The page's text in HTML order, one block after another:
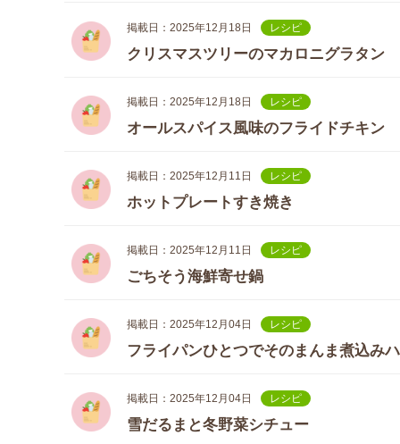
掲載日：2025年12月18日 レシピ
クリスマスツリーのマカロニグラタン
掲載日：2025年12月18日 レシピ
オールスパイス風味のフライドチキン
掲載日：2025年12月11日 レシピ
ホットプレートすき焼き
掲載日：2025年12月11日 レシピ
ごちそう海鮮寄せ鍋
掲載日：2025年12月04日 レシピ
フライパンひとつでそのまんま煮込み
掲載日：2025年12月04日 レシピ
雪だるまと冬野菜シチュー